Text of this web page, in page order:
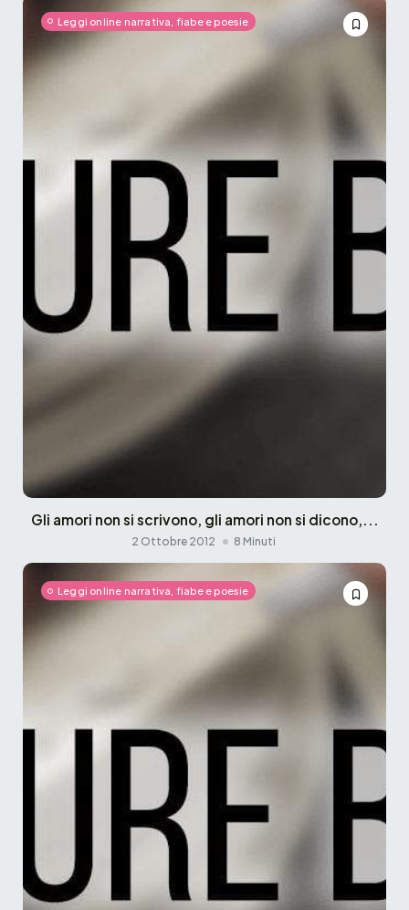
Leggi online narrativa, fiabe e poesie
Gli amori non si scrivono, gli amori non si dicono,...
2 Ottobre 2012 8 Minuti
Leggi online narrativa, fiabe e poesie